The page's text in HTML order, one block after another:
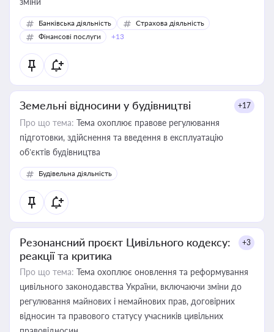
Банківська діяльність
Страхова діяльність
Фінансові послуги
+13
Земельні відносини у будівництві +17
Про що тема: Тема охоплює правове регулювання
підготовки, здійснення та введення в експлуатацію
об’єктів будівництва
Будівельна діяльність
Резонансний проєкт Цивільного кодексу:
реакції та критика
+3
Про що тема: Тема охоплює оновлення та реформування
цивільного законодавства України, включаючи зміни до
регулювання майнових і немайнових прав, договірних
відносин та правового статусу учасників цивільних